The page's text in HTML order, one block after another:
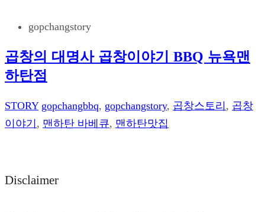
gopchangstory
곱창의 대명사 곱창이야기 BBQ 뉴욕맨
하탄점
STORY gopchangbbq, gopchangstory, 곱창스토리 , 곱창
이야기 , 맨하탄 바베큐, 맨하탄맛집
Disclaimer